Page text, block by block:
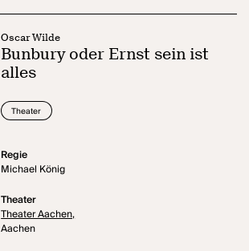
Oscar Wilde
Bunbury oder Ernst sein ist
alles
Theater
Regie
Michael König
Theater
Theater Aachen,
Aachen